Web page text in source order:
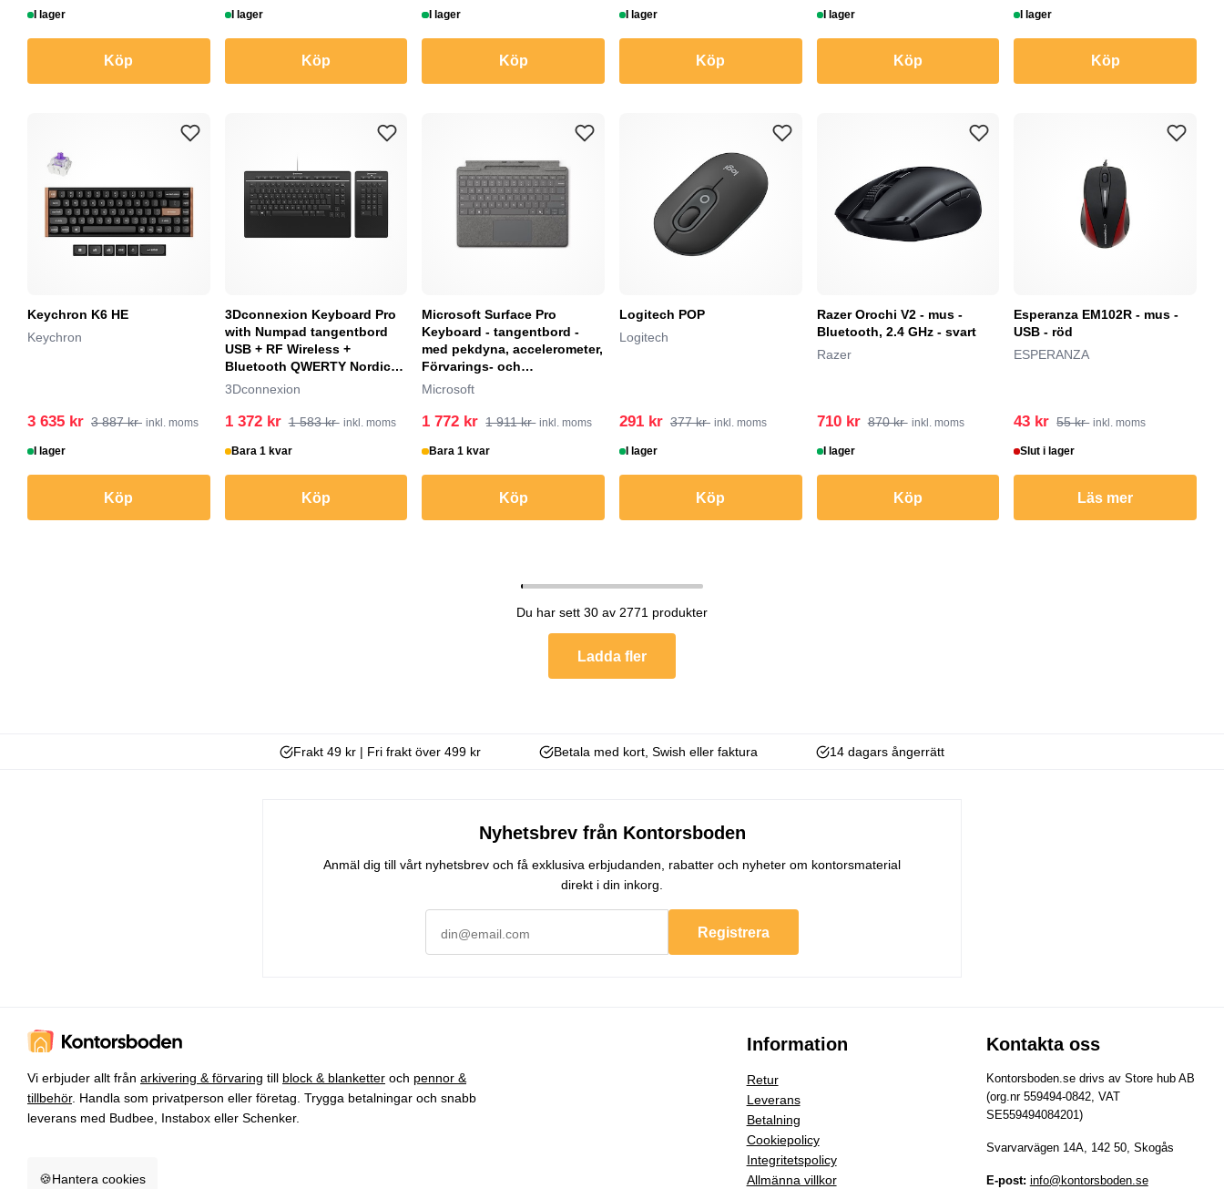
I lager
Köp
I lager
Köp
I lager
Köp
I lager
Köp
I lager
Köp
I lager
Köp
Keychron K6 HE
Keychron
3 635 kr 3 887 kr inkl. moms
I lager
Köp
3Dconnexion Keyboard Pro
with Numpad tangentbord
USB + RF Wireless +
Bluetooth QWERTY Nordic
Svart
3Dconnexion
1 372 kr 1 583 kr inkl. moms
Bara 1 kvar
Köp
Microsoft Surface Pro
Keyboard - tangentbord -
med pekdyna, accelerometer,
Förvarings- och
laddningsfack för Surface
Microsoft
1 772 kr 1 911 kr inkl. moms
Bara 1 kvar
Köp
Logitech POP
Logitech
291 kr 377 kr inkl. moms
I lager
Köp
Razer Orochi V2 - mus -
Bluetooth, 2.4 GHz - svart
Razer
710 kr 870 kr inkl. moms
I lager
Köp
Esperanza EM102R - mus -
USB - röd
ESPERANZA
43 kr 55 kr inkl. moms
Slut i lager
Läs mer
Du har sett 30 av 2771 produkter
Ladda fler
Frakt 49 kr | Fri frakt över 499 kr Betala med kort, Swish eller faktura 14 dagars ångerrätt
Nyhetsbrev från Kontorsboden
Anmäl dig till vårt nyhetsbrev och få exklusiva erbjudanden, rabatter och nyheter om kontorsmaterial
direkt i din inkorg.
Registrera
Vi erbjuder allt från arkivering & förvaring till block & blanketter och pennor &
tillbehör. Handla som privatperson eller företag. Trygga betalningar och snabb
leverans med Budbee, Instabox eller Schenker.
🍪Hantera cookies
Information
Retur
Leverans
Betalning
Cookiepolicy
Integritetspolicy
Allmänna villkor
Kontakta oss
Kontorsboden.se drivs av Store hub AB
(org.nr 559494-0842, VAT
SE559494084201)
Svarvarvägen 14A, 142 50, Skogås
E-post: info@kontorsboden.se